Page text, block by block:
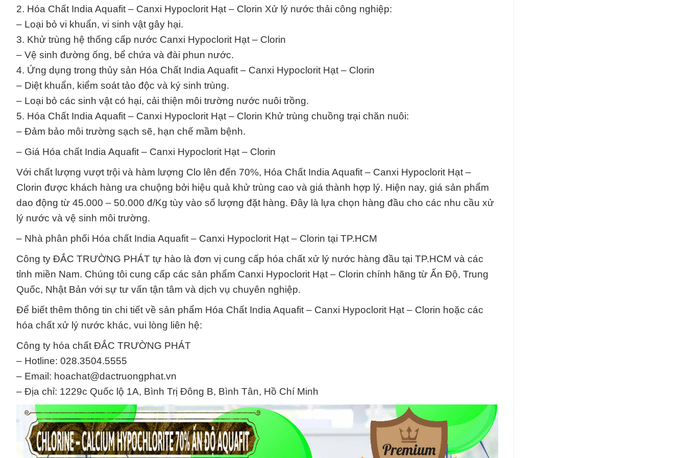
2. Hóa Chất India Aquafit – Canxi Hypoclorit Hạt – Clorin Xử lý nước thải công nghiệp:
– Loại bỏ vi khuẩn, vi sinh vật gây hại.
3. Khử trùng hệ thống cấp nước Canxi Hypoclorit Hạt – Clorin
– Vệ sinh đường ống, bể chứa và đài phun nước.
4. Ứng dụng trong thủy sản Hóa Chất India Aquafit – Canxi Hypoclorit Hạt – Clorin
– Diệt khuẩn, kiểm soát tảo độc và ký sinh trùng.
– Loại bỏ các sinh vật có hại, cải thiện môi trường nước nuôi trồng.
5. Hóa Chất India Aquafit – Canxi Hypoclorit Hạt – Clorin Khử trùng chuồng trại chăn nuôi:
– Đảm bảo môi trường sạch sẽ, hạn chế mầm bệnh.
– Giá Hóa chất India Aquafit – Canxi Hypoclorit Hạt – Clorin
Với chất lượng vượt trội và hàm lượng Clo lên đến 70%, Hóa Chất India Aquafit – Canxi Hypoclorit Hạt –
Clorin được khách hàng ưa chuộng bởi hiệu quả khử trùng cao và giá thành hợp lý. Hiện nay, giá sản phẩm
dao động từ 45.000 – 50.000 đ/Kg tùy vào số lượng đặt hàng. Đây là lựa chọn hàng đầu cho các nhu cầu xử
lý nước và vệ sinh môi trường.
– Nhà phân phối Hóa chất India Aquafit – Canxi Hypoclorit Hạt – Clorin tại TP.HCM
Công ty ĐẮC TRƯỜNG PHÁT tự hào là đơn vị cung cấp hóa chất xử lý nước hàng đầu tại TP.HCM và các
tỉnh miền Nam. Chúng tôi cung cấp các sản phẩm Canxi Hypoclorit Hạt – Clorin chính hãng từ Ấn Độ, Trung
Quốc, Nhật Bản với sự tư vấn tận tâm và dịch vụ chuyên nghiệp.
Để biết thêm thông tin chi tiết về sản phẩm Hóa Chất India Aquafit – Canxi Hypoclorit Hạt – Clorin hoặc các
hóa chất xử lý nước khác, vui lòng liên hệ:
Công ty hóa chất ĐẮC TRƯỜNG PHÁT
– Hotline: 028.3504.5555
– Email: hoachat@dactruongphat.vn
– Địa chỉ: 1229c Quốc lộ 1A, Bình Trị Đông B, Bình Tân, Hồ Chí Minh